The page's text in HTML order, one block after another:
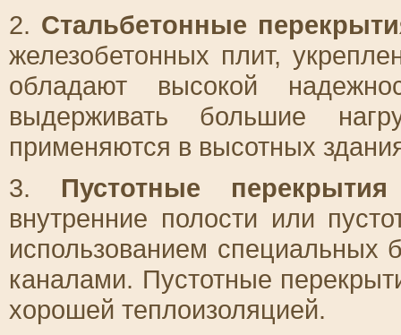
2. Стальбетонные
железобетонных плит,
обладают высокой
выдерживать большие
применяются в высотных
3. Пустотные перекрытия
внутренние полости или
использованием специальных
каналами. Пустотные
хорошей теплоизоляцией.